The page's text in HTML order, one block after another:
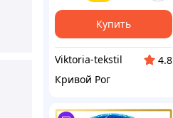
Купить
Viktoria-tekstil
4.8
Кривой Рог